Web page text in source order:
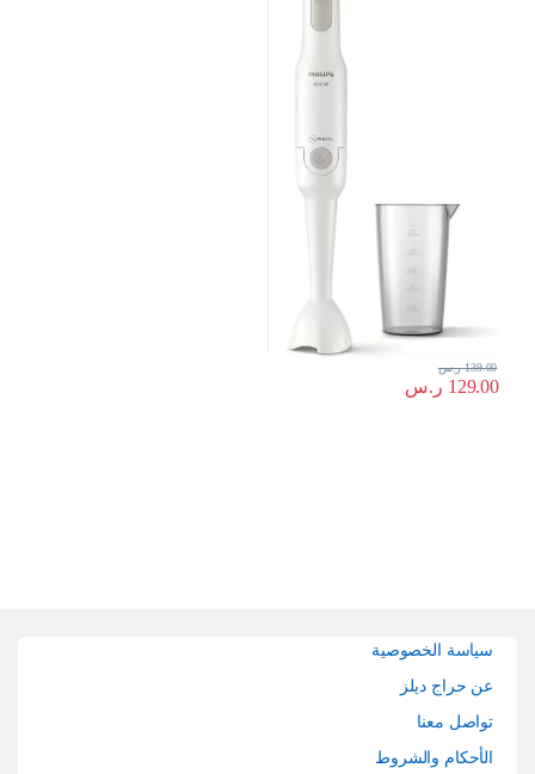
129.00 ر.س
139.00 ر.س
سياسة الخصوصية
عن حراج ديلز
تواصل معنا
الأحكام والشروط